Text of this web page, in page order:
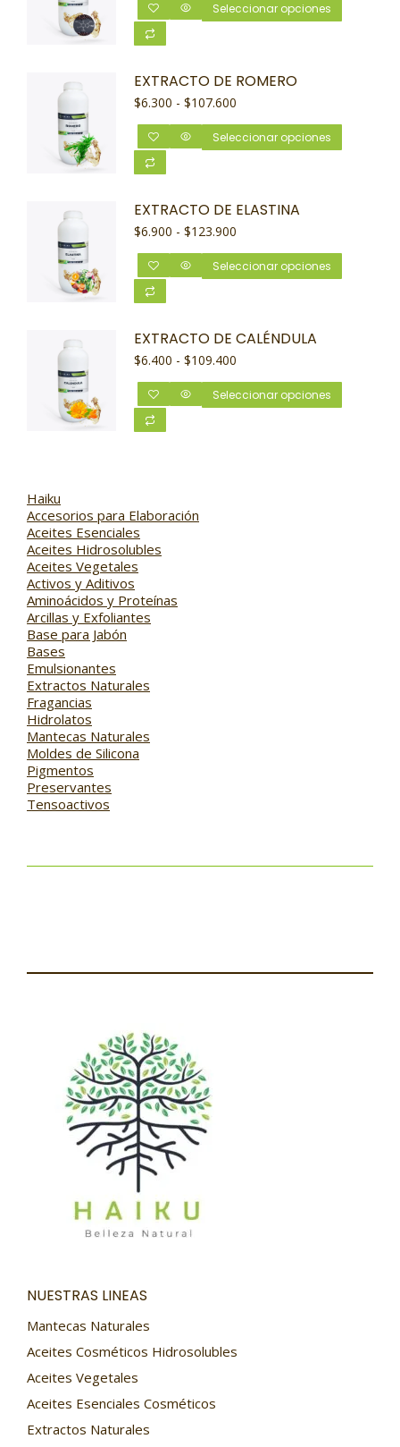
Seleccionar opciones
EXTRACTO DE ROMERO
$6.300 - $107.600
Seleccionar opciones
EXTRACTO DE ELASTINA
$6.900 - $123.900
Seleccionar opciones
EXTRACTO DE CALÉNDULA
$6.400 - $109.400
Seleccionar opciones
Haiku
Accesorios para Elaboración
Aceites Esenciales
Aceites Hidrosolubles
Aceites Vegetales
Activos y Aditivos
Aminoácidos y Proteínas
Arcillas y Exfoliantes
Base para Jabón
Bases
Emulsionantes
Extractos Naturales
Fragancias
Hidrolatos
Mantecas Naturales
Moldes de Silicona
Pigmentos
Preservantes
Tensoactivos
NUESTRAS LINEAS
Mantecas Naturales
Aceites Cosméticos Hidrosolubles
Aceites Vegetales
Aceites Esenciales Cosméticos
Extractos Naturales